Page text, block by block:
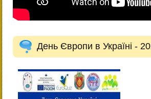
День Європи в Україні -